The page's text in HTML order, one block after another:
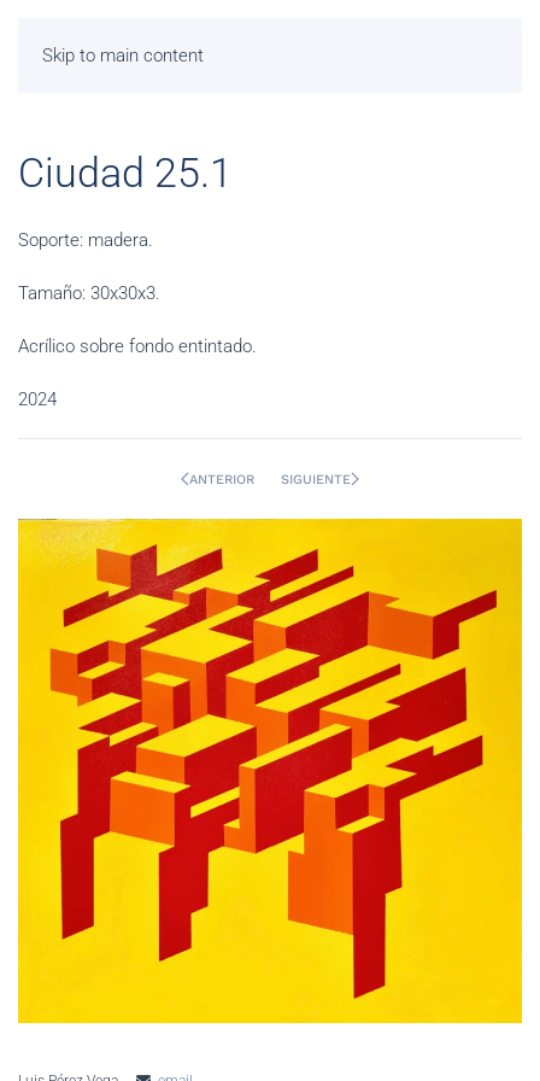
Skip to main content
Ciudad 25.1
Soporte: madera.
Tamaño: 30x30x3.
Acrílico sobre fondo entintado.
2024
ANTERIOR SIGUIENTE
AMPLIAR